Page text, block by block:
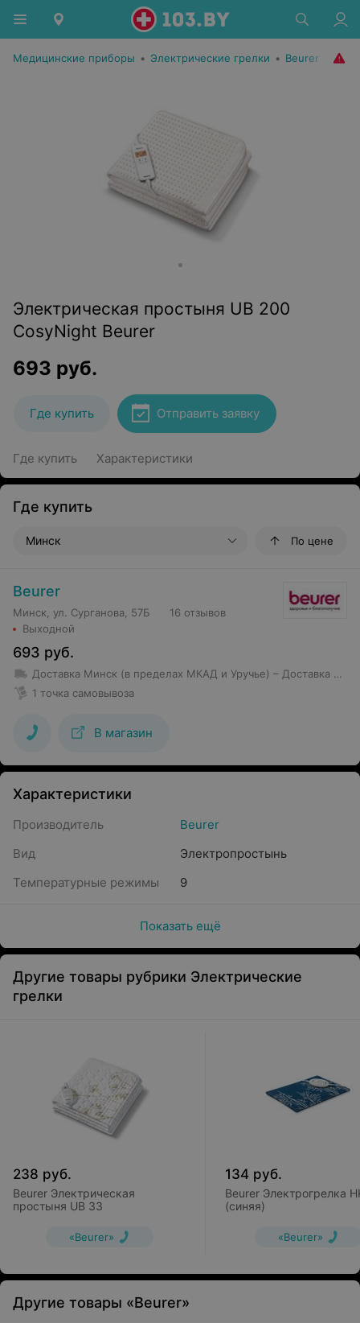
Медицинские приборы • Электрические грелки • Beurer
Электрическая простыня UB 200
CosyNight Beurer
693 руб.
Где купить Отправить заявку
Где купить Характеристики
Где купить
Минск По цене
Beurer
Минск, ул. Сурганова, 57Б
Выходной
16 отзывов
693 руб.
Доставка Минск (в пределах МКАД и Уручье) – Доставка товаров стоимостью свыше 150 BYN в пределах МКАД, Уручье и Шабаны — бесплатно; – Доставка товаров стоимостью до 150 BYN в пределах МКАД, Уручье и Шабаны — 10 BYN; – Стоимость доставки в остальные районы — от 12 BYN (но не более 10 км от МКАД); – Доставка товаров стоимостью более 250 BYN за пределы МКАД, но не более 7 км осуществляется бесплатно
1 точка самовывоза
В магазин
Характеристики
Производитель
Beurer
Вид
Электропростынь
Температурные режимы
9
Показать ещё
Другие товары рубрики Электрические
грелки
238 руб.
Beurer Электрическая
простыня UB 33
«Beurer»
134 руб.
Beurer Электрогрелка
(синяя)
«Beurer»
Другие товары «Beurer»